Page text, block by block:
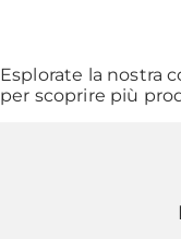
Esplorate la nostra
per scoprire più